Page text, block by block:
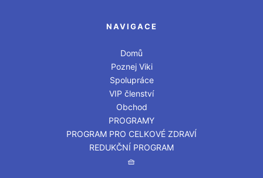
NAVIGACE
Domů
Poznej Viki
Spolupráce
VIP členství
Obchod
PROGRAMY
PROGRAM PRO CELKOVÉ ZDRAVÍ
REDUKČNÍ PROGRAM
🧺